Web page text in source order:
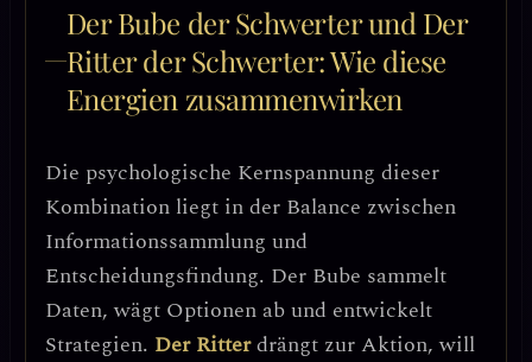
Der Bube der Schwerter und Der
Ritter der Schwerter: Wie diese
Energien zusammenwirken
Die psychologische Kernspannung dieser
Kombination liegt in der Balance zwischen
Informationssammlung und
Entscheidungsfindung. Der Bube sammelt
Daten, wägt Optionen ab und entwickelt
Strategien. Der Ritterdrängt zur Aktion, will